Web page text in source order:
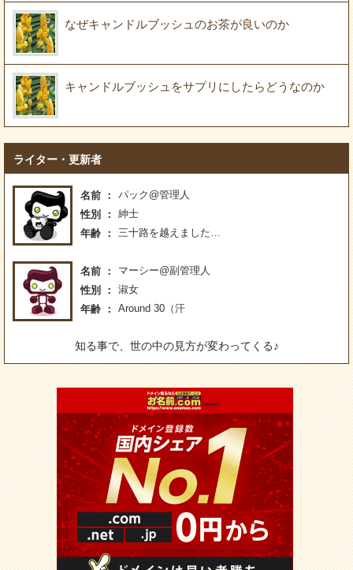
なぜキャンドルブッシュのお茶が良いのか
キャンドルブッシュをサプリにしたらどうなのか
ライター・更新者
名前
パック@管理人
性別
紳士
年齢
三十路を越えました…
名前
マーシー@副管理人
性別
淑女
年齢
Around 30（汗
知る事で、世の中の見方が変わってくる♪